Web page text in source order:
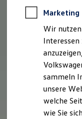
Laden
Batterie
Kosten und
Marketing
Wir
Interessen
sammeln
unsere
welche
wie Sie